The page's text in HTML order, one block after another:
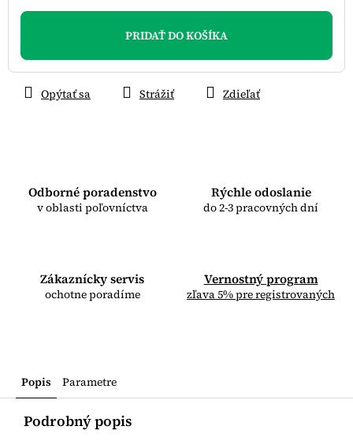
Jednotková
PRIDAŤ DO KOŠÍKA
Odborné poradenstvo
v oblasti poľovníctva
Rýchle odoslanie
do 2-3 pracovných dní
Zákaznícky servis
ochotne poradíme
Vernostný program
zľava 5% pre registrovaných
Opýtať sa Strážiť Zdieľať
Popis Parametre
Podrobný popis